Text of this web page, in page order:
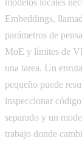
Embeddings,
parámetros de
MoE y límites de
una tarea. Un
pequeño puede
inspeccionar
separado y un
trabajo donde